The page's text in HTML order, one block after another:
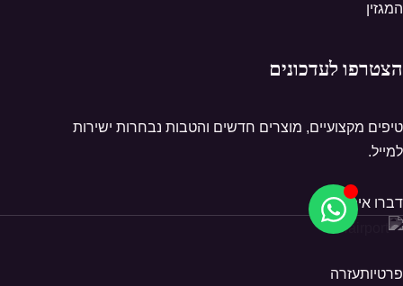
המגזין
הצטרפו לעדכונים
טיפים מקצועיים, מוצרים חדשים והטבות נבחרות ישירות
למייל.
דברו איתנו
פרטיותעזרה